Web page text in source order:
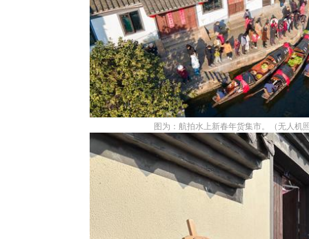
图为：航拍水上新春年货集市。（无人机